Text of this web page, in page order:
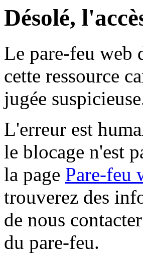
Désolé,
Le pare-feu web
cette ressource
jugée
L'erreur est
le blocage n'est
la page Pare-feu
trouverez des
de nous
du pare-feu.